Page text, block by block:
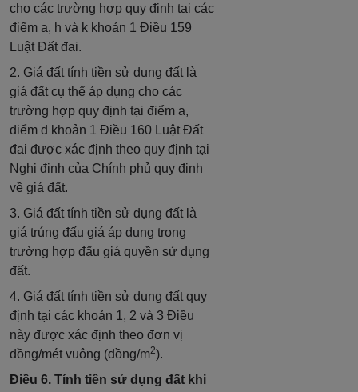
cho các trường hợp quy định tại các
điểm a, h và k khoản 1 Điều 159
Luật Đất đai.
2. Giá đất tính tiền sử dụng đất là
giá đất cụ thể áp dụng cho các
trường hợp quy định tại điểm a,
điểm đ khoản 1 Điều 160 Luật Đất
đai được xác định theo quy định tại
Nghị định của Chính phủ quy định
về giá đất.
3. Giá đất tính tiền sử dụng đất là
giá trúng đấu giá áp dụng trong
trường hợp đấu giá quyền sử dụng
đất.
4. Giá đất tính tiền sử dụng đất quy
định tại các khoản 1, 2 và 3 Điều
này được xác định theo đơn vị
đồng/mét vuông (đồng/m2).
Điều 6. Tính tiền sử dụng đất khi